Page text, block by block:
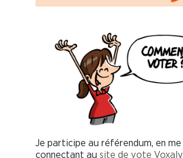
Je participe au référendum, en me
connectant au site de vote Voxaly